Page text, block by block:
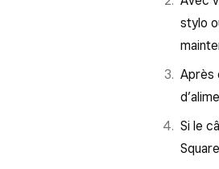
stylo
Après
Si le